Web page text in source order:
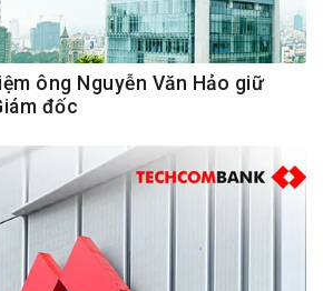
ông Nguyễn Văn Hảo giữ
đốc